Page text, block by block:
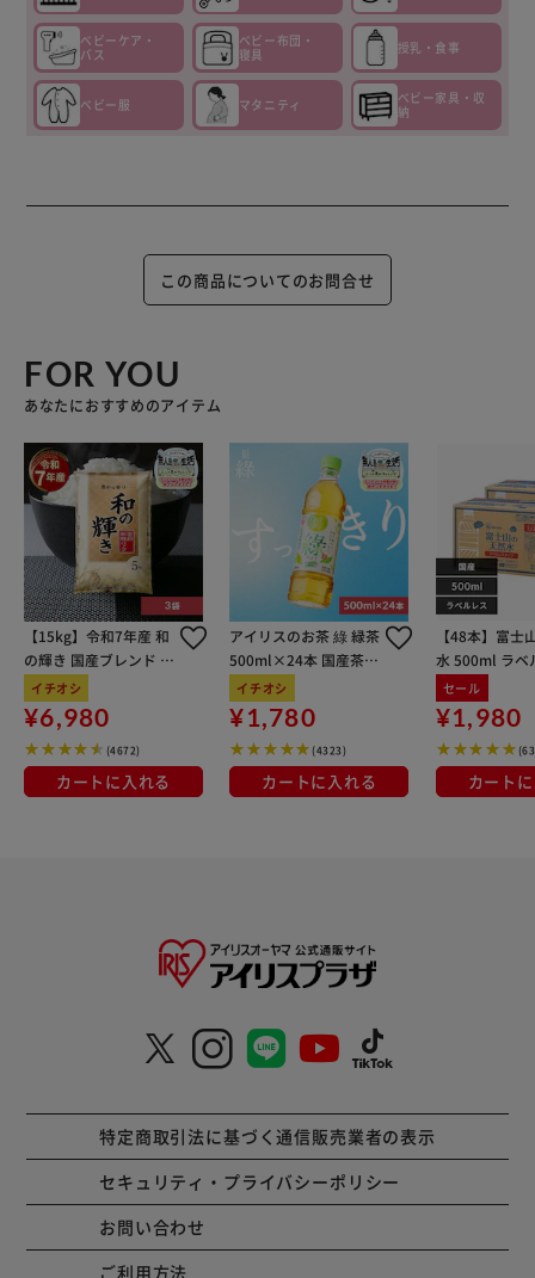
ベビーケア・
バス
ベビー布団・
寝具
授乳・食事
ベビー服 マタニティ
ベビー家具・収
納
この商品についてのお問合せ
FOR YOU
あなたにおすすめのアイテム
【15kg】令和7年産 和
の輝き 国産ブレンド 5
kg×3袋
イチオシ
¥6,980
(4672)
カートに入れる
アイリスのお茶 綠 緑茶
500ml×24本 国産茶葉
100％使用
イチオシ
¥1,780
(4323)
カートに入れる
【48本】富士
水 500ml ラベ
セール
¥1,980
カート
特定商取引法に基づく通信販売業者の表示
セキュリティ・プライバシーポリシー
お問い合わせ
ご利用方法